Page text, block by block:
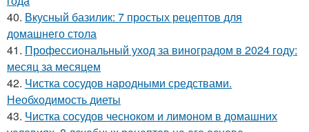
40. Вкусный базилик: 7 простых рецептов для
домашнего стола
41. Профессиональный уход за виноградом в 2024 году:
месяц за месяцем
42. Чистка сосудов народными средствами.
Необходимость диеты
43. Чистка сосудов чесноком и лимоном в домашних